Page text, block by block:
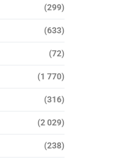
(299)
(633)
(72)
(1 770)
(316)
(2 029)
(238)